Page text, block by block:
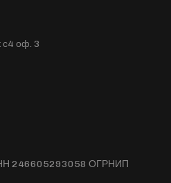
с4 оф. 3
246605293058 ОГРНИП